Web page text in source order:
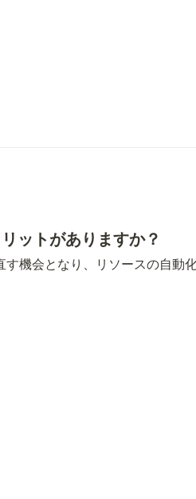
ットがありますか？
機会となり、リソースの自動